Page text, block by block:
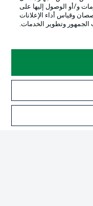
و/أو الوصول إليها على
وقياس أداء الإعلانات
الجمهور وتطوير الخدمات.